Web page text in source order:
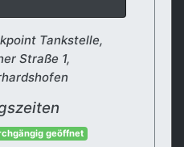
Tankstelle,
Straße 1,
geöffnet